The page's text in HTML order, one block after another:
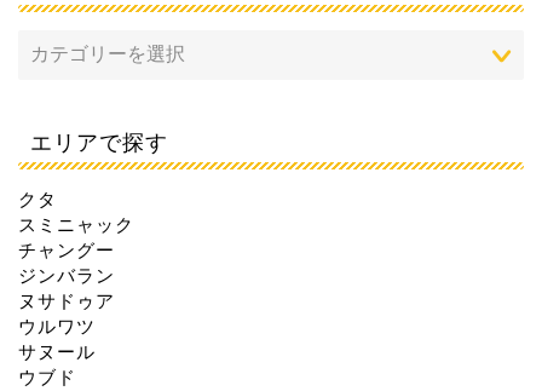
エリアで探す
クタ
スミニャック
チャングー
ジンバラン
ヌサドゥア
ウルワツ
サヌール
ウブド